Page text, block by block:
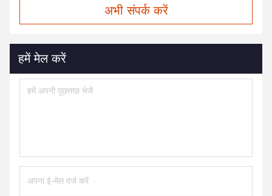
अभी संपर्क करें
हमें मेल करें